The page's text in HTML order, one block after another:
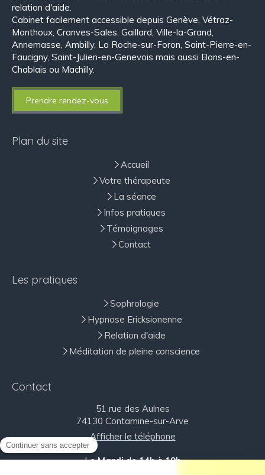
relation d'aide.
Cabinet facilement accessible depuis Genève, Vétraz-
Monthoux, Cranves-Sales, Gaillard, Ville-la-Grand,
Annemasse, Ambilly, La Roche-sur-Foron, Saint-Pierre-en-
Faucigny, Saint-Julien-en-Genevois mais aussi Bons-en-
Chablais ou Machilly.
Prendre rendez-vous
Plan du site
Accueil
Votre thérapeute
La séance
Infos pratiques
Témoignages
Contact
Les pratiques
Sophrologie
Hypnose Ericksionenne
Relation d'aide
Méditation de pleine conscience
Contact
51 rue des Aulnes
74130 Contamine-sur-Arve
Afficher le téléphone
LeMardide14hà19h